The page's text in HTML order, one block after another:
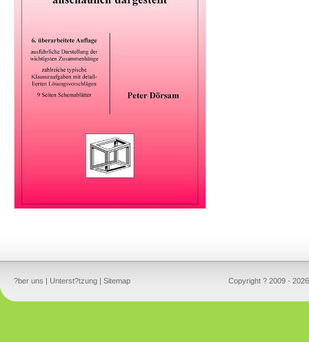
?ber uns | Unterst?tzung | Sitemap Copyright ? 2009 -